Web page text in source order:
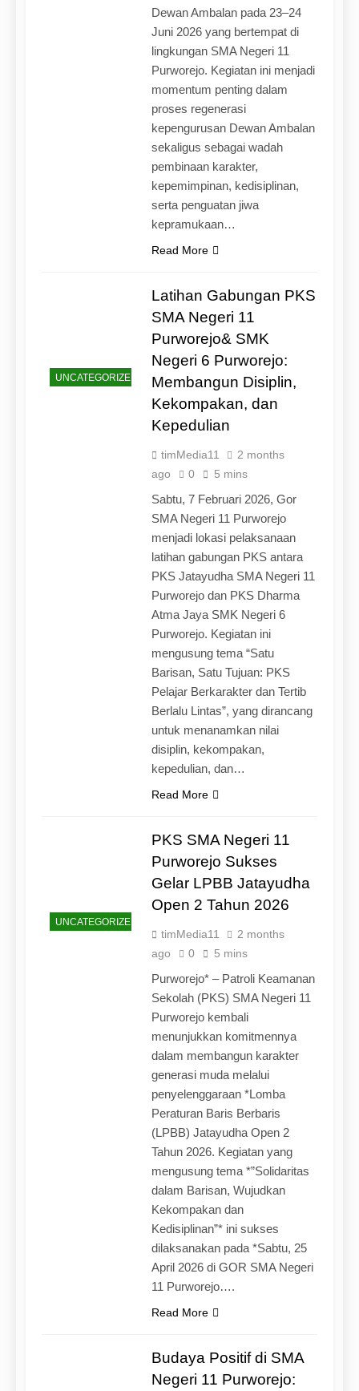
Dewan Ambalan pada 23–24
Juni 2026 yang bertempat di
lingkungan SMA Negeri 11
Purworejo. Kegiatan ini menjadi
momentum penting dalam
proses regenerasi
kepengurusan Dewan Ambalan
sekaligus sebagai wadah
pembinaan karakter,
kepemimpinan, kedisiplinan,
serta penguatan jiwa
kepramukaan…
Read More
UNCATEGORIZED
Latihan Gabungan PKS
SMA Negeri 11
Purworejo& SMK
Negeri 6 Purworejo:
Membangun Disiplin,
Kekompakan, dan
Kepedulian
timMedia11
2 months
ago
0 5 mins
Sabtu, 7 Februari 2026, Gor
SMA Negeri 11 Purworejo
menjadi lokasi pelaksanaan
latihan gabungan PKS antara
PKS Jatayudha SMA Negeri 11
Purworejo dan PKS Dharma
Atma Jaya SMK Negeri 6
Purworejo. Kegiatan ini
mengusung tema “Satu
Barisan, Satu Tujuan: PKS
Pelajar Berkarakter dan Tertib
Berlalu Lintas”, yang dirancang
untuk menanamkan nilai
disiplin, kekompakan,
kepedulian, dan…
Read More
UNCATEGORIZED
PKS SMA Negeri 11
Purworejo Sukses
Gelar LPBB Jatayudha
Open 2 Tahun 2026
timMedia11
2 months
ago
0 5 mins
Purworejo* – Patroli Keamanan
Sekolah (PKS) SMA Negeri 11
Purworejo kembali
menunjukkan komitmennya
dalam membangun karakter
generasi muda melalui
penyelenggaraan *Lomba
Peraturan Baris Berbaris
(LPBB) Jatayudha Open 2
Tahun 2026. Kegiatan yang
mengusung tema *”Solidaritas
dalam Barisan, Wujudkan
Kekompakan dan
Kedisiplinan”* ini sukses
dilaksanakan pada *Sabtu, 25
April 2026 di GOR SMA Negeri
11 Purworejo….
Read More
Budaya Positif di SMA
Negeri 11 Purworejo: